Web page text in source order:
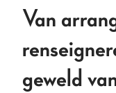
Van
geweld